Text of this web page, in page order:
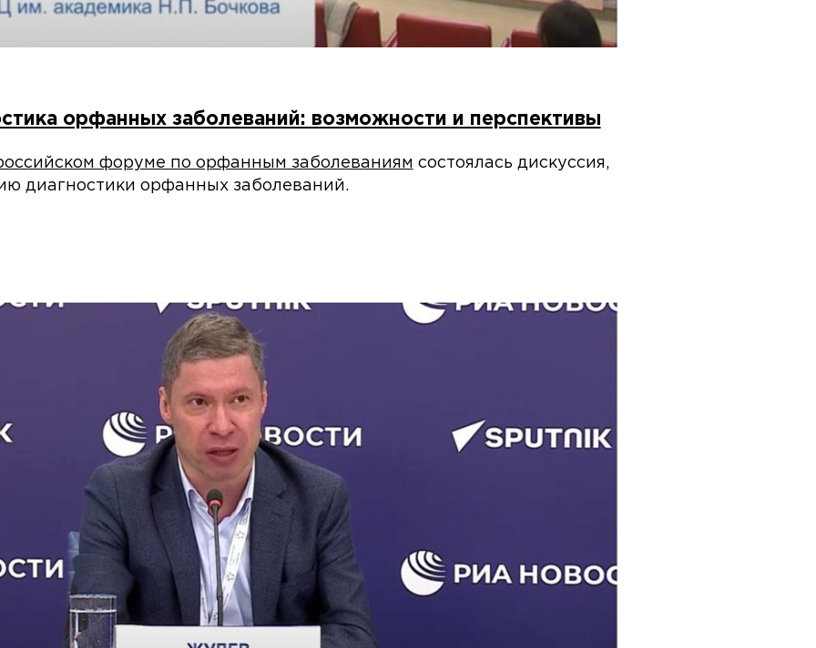
орфанных заболеваний: возможности и перспективы
форуме по орфанным заболеваниям состоялась дискуссия,
диагностики орфанных заболеваний.